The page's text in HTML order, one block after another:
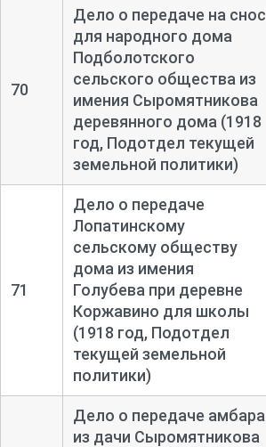
70
Дело о передаче на снос
для народного дома
Подболотского
сельского общества из
имения Сыромятникова
деревянного дома (1918
год, Подотдел текущей
земельной политики)
71
Дело о передаче
Лопатинскому
сельскому обществу
дома из имения
Голубева при деревне
Коржавино для школы
(1918 год, Подотдел
текущей земельной
политики)
Дело о передаче амбара
из дачи Сыромятникова